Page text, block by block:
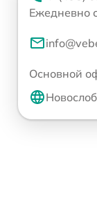
Ежедневно
Основной